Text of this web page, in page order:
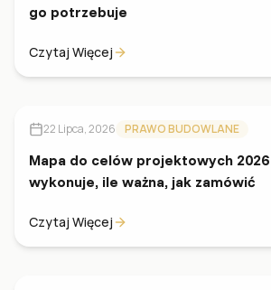
go potrzebuje
Czytaj Więcej
22 Lipca, 2026 PRAWO BUDOWLANE
Mapa do celów projektowych
wykonuje, ile ważna, jak zamówić
Czytaj Więcej